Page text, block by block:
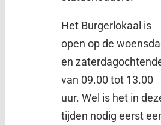
Het Burgerlokaal is
open op de
en
van 09.00 tot 13.00
uur. Wel is het in
tijden nodig eerst